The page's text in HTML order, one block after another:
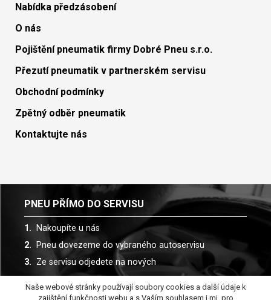
Nabídka předzásobení
O nás
Pojištění pneumatik firmy Dobré Pneu s.r.o.
Přezutí pneumatik v partnerském servisu
Obchodní podmínky
Zpětný odběr pneumatik
Kontaktujte nás
PNEU PŘÍMO DO SERVISU
Nakoupíte u nás
Pneu dovezeme do vybraného autoservisu
Ze servisu odjedete na nových
Spolupracujeme s více než 30 autoservisy
Naše webové stránky používají soubory cookies a další údaje k
zajištění funkčnosti webu a s Vaším souhlasem i mj. pro